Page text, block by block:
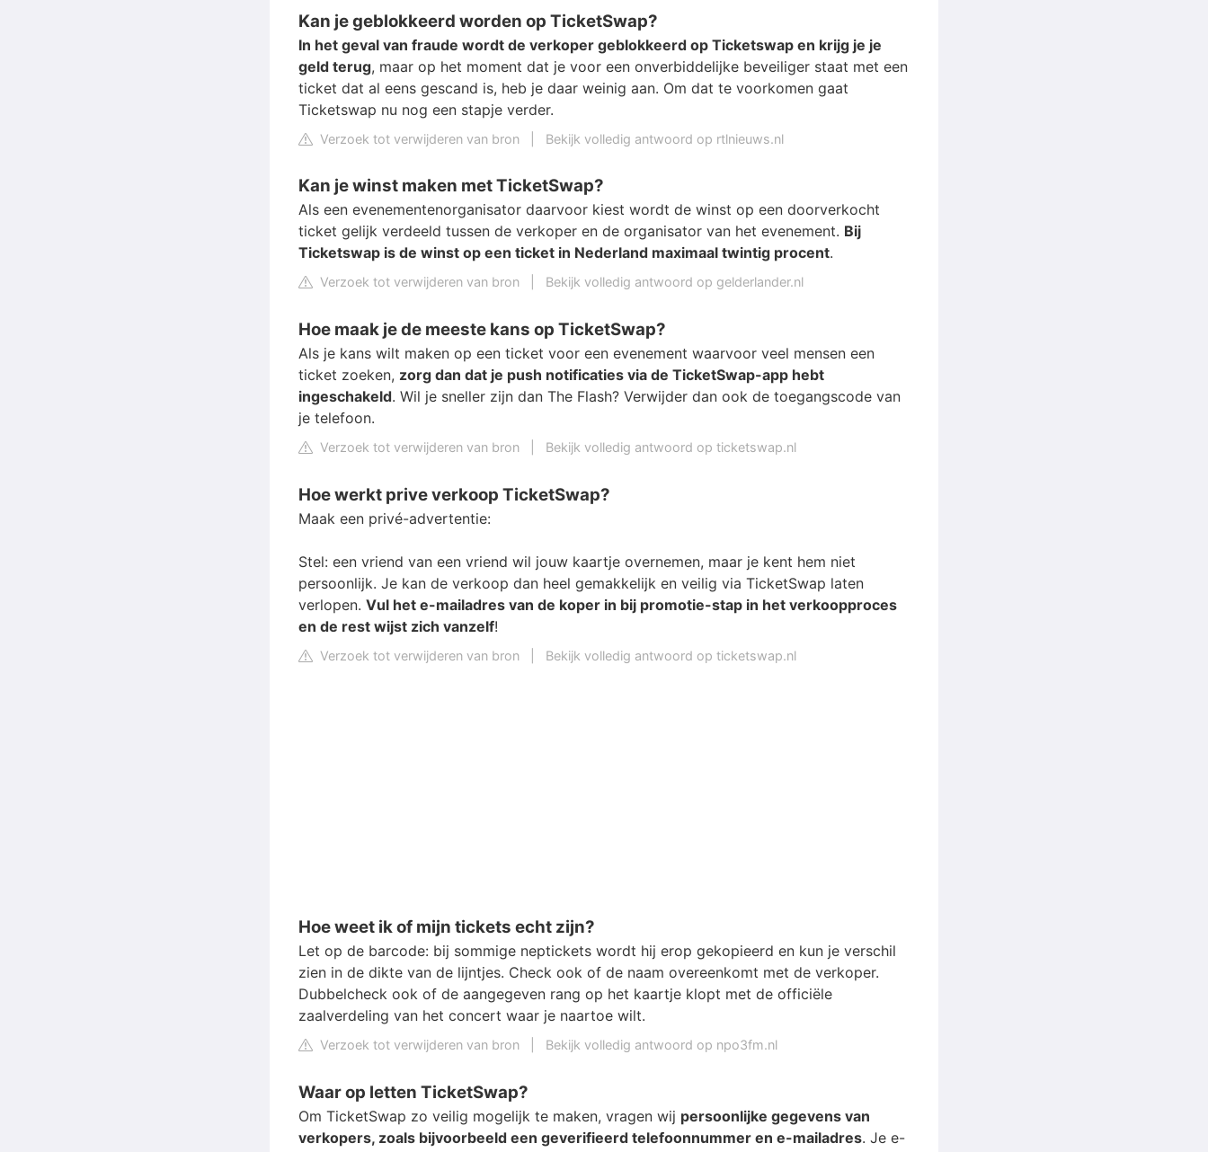
Kan je geblokkeerd worden op TicketSwap?
In het geval van fraude wordt de verkoper geblokkeerd op Ticketswap en krijg je je
geld terug, maar op het moment dat je voor een onverbiddelijke beveiliger staat met een
ticket dat al eens gescand is, heb je daar weinig aan. Om dat te voorkomen gaat
Ticketswap nu nog een stapje verder.
Verzoek tot verwijderen van bron Bekijk volledig antwoord op rtlnieuws.nl
Kan je winst maken met TicketSwap?
Als een evenementenorganisator daarvoor kiest wordt de winst op een doorverkocht
ticket gelijk verdeeld tussen de verkoper en de organisator van het evenement. Bij
Ticketswap is de winst op een ticket in Nederland maximaal twintig procent.
Verzoek tot verwijderen van bron Bekijk volledig antwoord op gelderlander.nl
Hoe maak je de meeste kans op TicketSwap?
Als je kans wilt maken op een ticket voor een evenement waarvoor veel mensen een
ticket zoeken, zorg dan dat je push notificaties via de TicketSwap-app hebt
ingeschakeld. Wil je sneller zijn dan The Flash? Verwijder dan ook de toegangscode van
je telefoon.
Verzoek tot verwijderen van bron Bekijk volledig antwoord op ticketswap.nl
Hoe werkt prive verkoop TicketSwap?
Maak een privé-advertentie:
Stel: een vriend van een vriend wil jouw kaartje overnemen, maar je kent hem niet
persoonlijk. Je kan de verkoop dan heel gemakkelijk en veilig via TicketSwap laten
verlopen. Vul het e-mailadres van de koper in bij promotie-stap in het verkoopproces
en de rest wijst zich vanzelf!
Verzoek tot verwijderen van bron Bekijk volledig antwoord op ticketswap.nl
Hoe weet ik of mijn tickets echt zijn?
Let op de barcode: bij sommige neptickets wordt hij erop gekopieerd en kun je verschil
zien in de dikte van de lijntjes. Check ook of de naam overeenkomt met de verkoper.
Dubbelcheck ook of de aangegeven rang op het kaartje klopt met de officiële
zaalverdeling van het concert waar je naartoe wilt.
Verzoek tot verwijderen van bron Bekijk volledig antwoord op npo3fm.nl
Waar op letten TicketSwap?
Om TicketSwap zo veilig mogelijk te maken, vragen wij persoonlijke gegevens van
verkopers, zoals bijvoorbeeld een geverifieerd telefoonnummer en e-mailadres. Je e-